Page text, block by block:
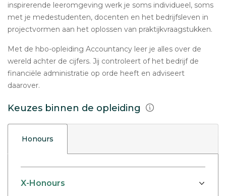
inspirerende leeromgeving werk je soms individueel, soms
met je medestudenten, docenten en het bedrijfsleven in
projectvormen aan het oplossen van praktijkvraagstukken.
Met de hbo-opleiding Accountancy leer je alles over de
wereld achter de cijfers. Jij controleert of het bedrijf de
financiële administratie op orde heeft en adviseert
daarover.
Keuzes binnen de opleiding
Honours
X-Honours